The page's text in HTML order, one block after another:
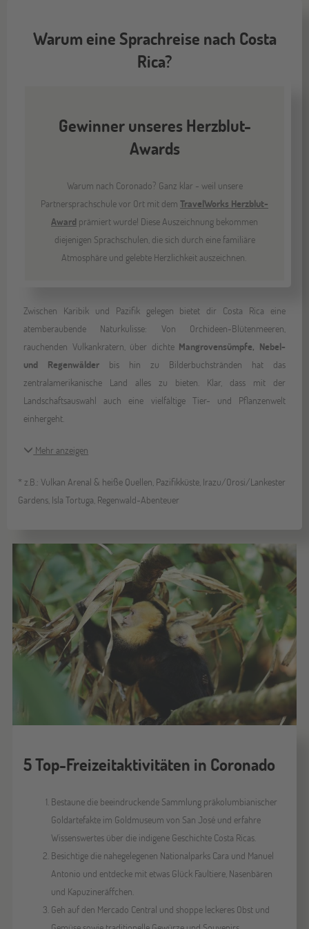
Warum eine Sprachreise nach Costa
Rica?
Gewinner unseres Herzblut-
Awards
Warum nach Coronado? Ganz klar - weil unsere
Partnersprachschule vor Ort mit dem TravelWorks Herzblut-
Award prämiert wurde! Diese Auszeichnung bekommen
diejenigen Sprachschulen, die sich durch eine familiäre
Atmosphäre und gelebte Herzlichkeit auszeichnen.
Zwischen Karibik und Pazifik gelegen bietet dir Costa Rica eine
atemberaubende Naturkulisse: Von Orchideen-Blütenmeeren,
rauchenden Vulkankratern, über dichte Mangrovensümpfe, Nebel-
und Regenwälder bis hin zu Bilderbuchstränden hat das
zentralamerikanische Land alles zu bieten. Klar, dass mit der
Landschaftsauswahl auch eine vielfältige Tier- und Pflanzenwelt
einhergeht.
Mehr anzeigen
* z.B.: Vulkan Arenal & heiße Quellen, Pazifikküste, Irazu/Orosi/Lankester
Gardens, Isla Tortuga, Regenwald-Abenteuer
5 Top-Freizeitaktivitäten in Coronado
Bestaune die beeindruckende Sammlung präkolumbianischer
Goldartefakte im Goldmuseum von San José und erfahre
Wissenswertes über die indigene Geschichte Costa Ricas.
Besichtige die nahegelegenen Nationalparks Cara und Manuel
Antonio und entdecke mit etwas Glück Faultiere, Nasenbären
und Kapuzineräffchen.
Geh auf den Mercado Central und shoppe leckeres Obst und